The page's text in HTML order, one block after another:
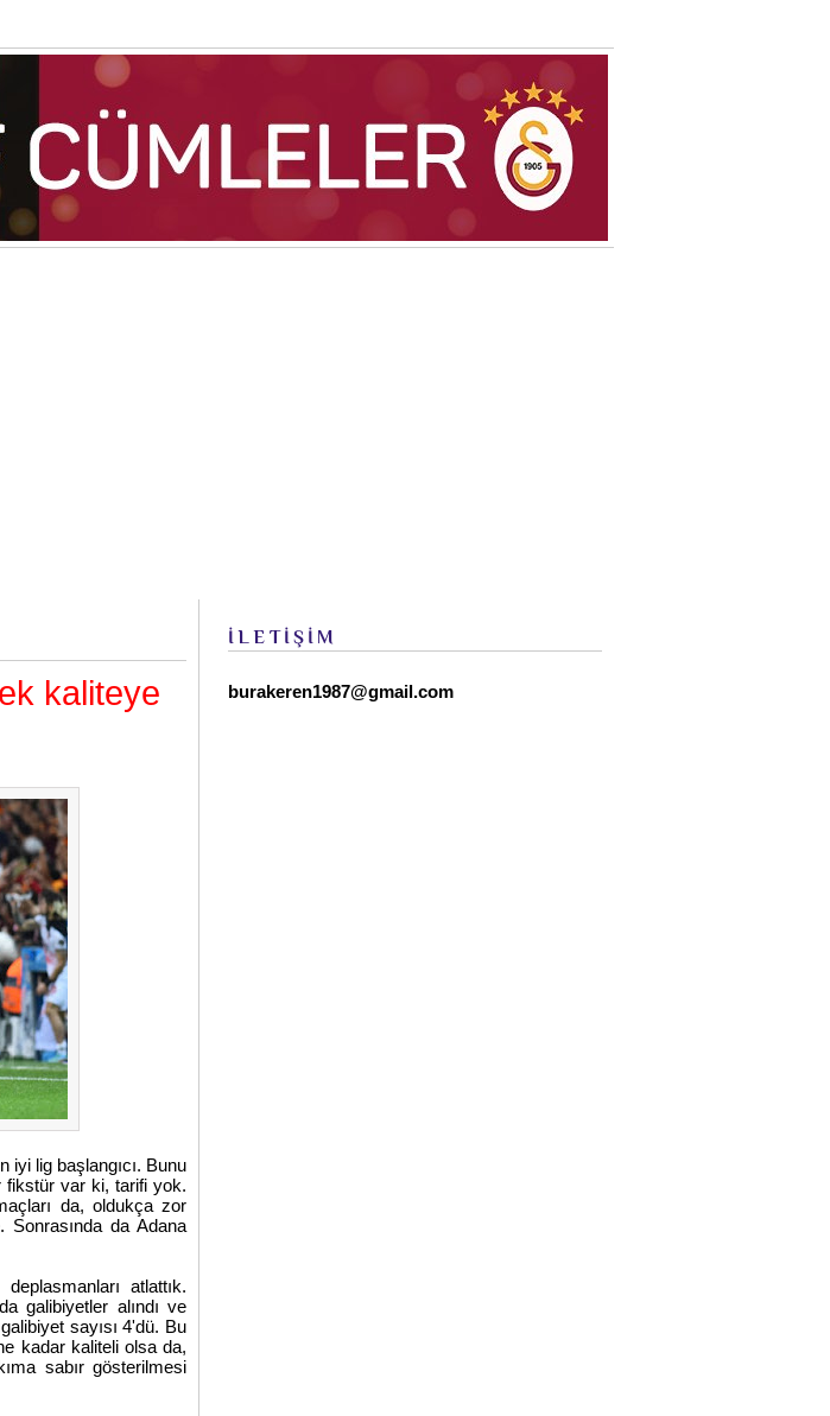
kaliteye
iyi lig başlangıcı. Bunu
fikstür var ki, tarifi yok.
da, oldukça zor
da Adana
atlattık.
galibiyetler alındı ve
sayısı 4'dü. Bu
kadar kaliteli olsa da,
sabır gösterilmesi
İLETİŞİM
burakeren1987@gmail.com